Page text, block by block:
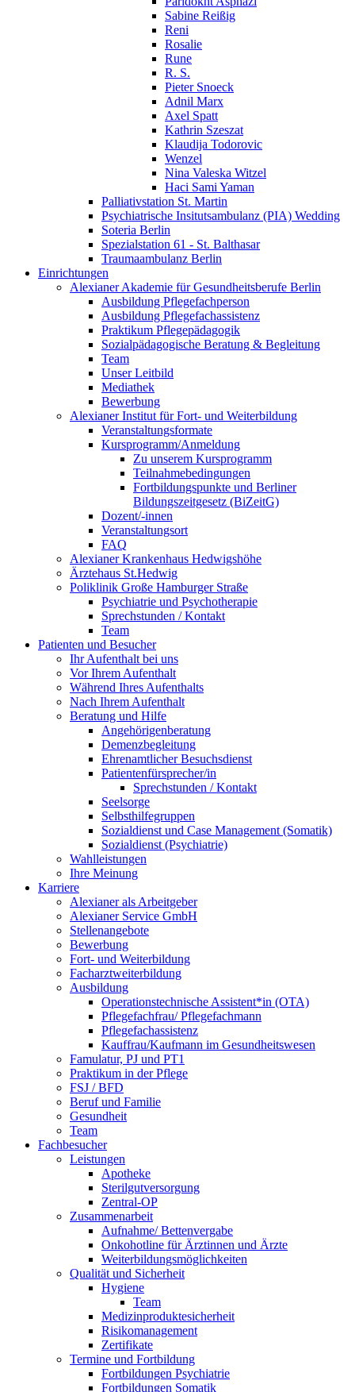
Sabine Reißig
Reni
Rosalie
Rune
R. S.
Pieter Snoeck
Adnil Marx
Axel Spatt
Kathrin Szeszat
Klaudija Todorovic
Wenzel
Nina Valeska Witzel
Haci Sami Yaman
Palliativstation St. Martin
Psychiatrische Insitutsambulanz (PIA) Wedding
Soteria Berlin
Spezialstation 61 - St. Balthasar
Traumaambulanz Berlin
Einrichtungen
Alexianer Akademie für Gesundheitsberufe Berlin
Ausbildung Pflegefachperson
Ausbildung Pflegefachassistenz
Praktikum Pflegepädagogik
Sozialpädagogische Beratung & Begleitung
Team
Unser Leitbild
Mediathek
Bewerbung
Alexianer Institut für Fort- und Weiterbildung
Veranstaltungsformate
Kursprogramm/Anmeldung
Zu unserem Kursprogramm
Teilnahmebedingungen
Fortbildungspunkte und Berliner
Bildungszeitgesetz (BiZeitG)
Dozent/-innen
Veranstaltungsort
FAQ
Alexianer Krankenhaus Hedwigshöhe
Ärztehaus St.Hedwig
Poliklinik Große Hamburger Straße
Psychiatrie und Psychotherapie
Sprechstunden / Kontakt
Team
Patienten und Besucher
Ihr Aufenthalt bei uns
Vor Ihrem Aufenthalt
Während Ihres Aufenthalts
Nach Ihrem Aufenthalt
Beratung und Hilfe
Angehörigenberatung
Demenzbegleitung
Ehrenamtlicher Besuchsdienst
Patientenfürsprecher/in
Sprechstunden / Kontakt
Seelsorge
Selbsthilfegruppen
Sozialdienst und Case Management (Somatik)
Sozialdienst (Psychiatrie)
Wahlleistungen
Ihre Meinung
Karriere
Alexianer als Arbeitgeber
Alexianer Service GmbH
Stellenangebote
Bewerbung
Fort- und Weiterbildung
Facharztweiterbildung
Ausbildung
Operationstechnische Assistent*in (OTA)
Pflegefachfrau/ Pflegefachmann
Pflegefachassistenz
Kauffrau/Kaufmann im Gesundheitswesen
Famulatur, PJ und PT1
Praktikum in der Pflege
FSJ / BFD
Beruf und Familie
Gesundheit
Team
Fachbesucher
Leistungen
Apotheke
Sterilgutversorgung
Zentral-OP
Zusammenarbeit
Aufnahme/ Bettenvergabe
Onkohotline für Ärztinnen und Ärzte
Weiterbildungsmöglichkeiten
Qualität und Sicherheit
Hygiene
Team
Medizinproduktesicherheit
Risikomanagement
Zertifikate
Termine und Fortbildung
Fortbildungen Psychiatrie
Fortbildungen Somatik